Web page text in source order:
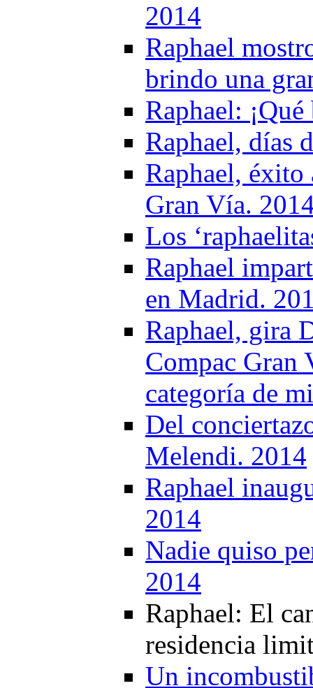
2014
Raphael
brindo una
Raphael:
Raphael, días
Raphael, éxito
Gran Vía.
Los
Raphael
en Madrid.
Raphael, gira
Compac Gran
categoría de
Del
Melendi. 2014
Raphael
2014
Nadie quiso
2014
Raphael: El
residencia
Un